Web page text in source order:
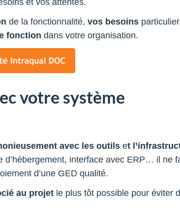
de la fonctionnalité, vos besoins
fonction dans votre organisation.
votre système
avec les outils et
d’hébergement, interface avec ERP… il ne
d’une GED qualité.
au projet le plus tôt possible pour éviter